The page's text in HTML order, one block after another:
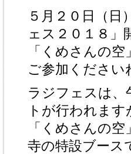
５月２０日（日
ェス２０１８」
「くめさんの
ご参加ください
ラジフェスは、
トが行われます
「くめさんの
寺の特設ブース